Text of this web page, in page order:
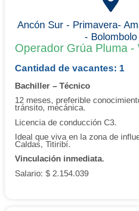
Ancón Sur - Primavera-
- Bolombolo
Operador Grúa Pluma -
Cantidad de vacantes: 1
Bachiller – Técnico
12 meses, preferible
tránsito, mecánica.
Licencia de conducción C3.
Ideal que viva en la zona de
Caldas, Titiribí.
Vinculación inmediata.
Salario: $ 2.154.039